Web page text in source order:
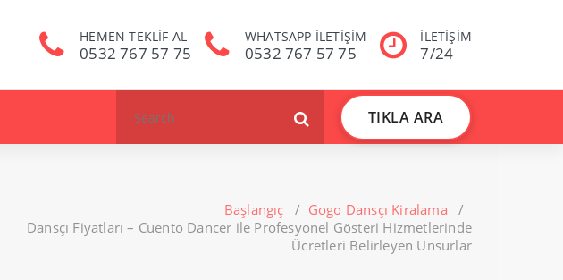
HEMEN TEKLİF AL
0532 767 57 75
WHATSAPP İLETİŞİM
0532 767 57 75
İLETİŞİM
7/24
for:
TIKLA ARA
Başlangıç / Gogo Dansçı Kiralama /
Dansçı Fiyatları – Cuento Dancer ile Profesyonel Gösteri Hizmetlerinde
Ücretleri Belirleyen Unsurlar